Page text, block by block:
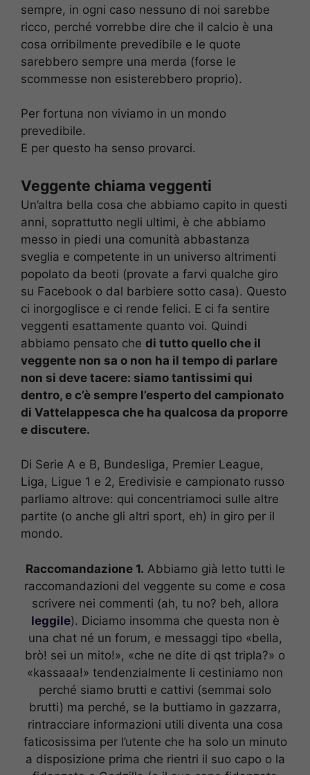
sempre, in ogni caso nessuno di noi sarebbe
ricco, perché vorrebbe dire che il calcio è una
cosa orribilmente prevedibile e le quote
sarebbero sempre una merda (forse le
scommesse non esisterebbero proprio).
Per fortuna non viviamo in un mondo
prevedibile.
E per questo ha senso provarci.
Veggente chiama veggenti
Un’altra bella cosa che abbiamo capito in questi
anni, soprattutto negli ultimi, è che abbiamo
messo in piedi una comunità abbastanza
sveglia e competente in un universo altrimenti
popolato da beoti (provate a farvi qualche giro
su Facebook o dal barbiere sotto casa). Questo
ci inorgoglisce e ci rende felici. E ci fa sentire
veggenti esattamente quanto voi. Quindi
abbiamo pensato che di tutto quello che il
veggente non sa o non ha il tempo di parlare
non si deve tacere: siamo tantissimi qui
dentro, e c’è sempre l’esperto del campionato
di Vattelappesca che ha qualcosa da proporre
e discutere.
Di Serie A e B, Bundesliga, Premier League,
Liga, Ligue 1 e 2, Eredivisie e campionato russo
parliamo altrove: qui concentriamoci sulle altre
partite (o anche gli altri sport, eh) in giro per il
mondo.
Raccomandazione 1. Abbiamo già letto tutti le
raccomandazioni del veggente su come e cosa
scrivere nei commenti (ah, tu no? beh, allora
leggile). Diciamo insomma che questa non è
una chat né un forum, e messaggi tipo «bella,
brò! sei un mito!», «che ne dite di qst tripla?» o
«kassaaa!» tendenzialmente li cestiniamo non
perché siamo brutti e cattivi (semmai solo
brutti) ma perché, se la buttiamo in gazzarra,
rintracciare informazioni utili diventa una cosa
faticosissima per l’utente che ha solo un minuto
a disposizione prima che rientri il suo capo o la